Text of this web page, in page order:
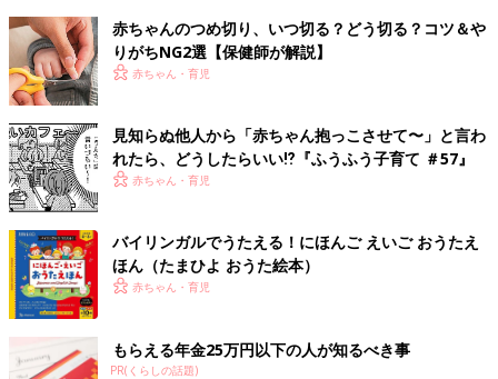
赤ちゃんのつめ切り、いつ切る？どう切る？コツ＆や
りがちNG2選【保健師が解説】
赤ちゃん・育児
見知らぬ他人から「赤ちゃん抱っこさせて〜」と言わ
れたら、どうしたらいい⁉︎『ふうふう子育て ＃57』
赤ちゃん・育児
バイリンガルでうたえる！にほんご えいご おうたえ
ほん（たまひよ おうた絵本）
赤ちゃん・育児
もらえる年金25万円以下の人が知るべき事
PR(くらしの話題)